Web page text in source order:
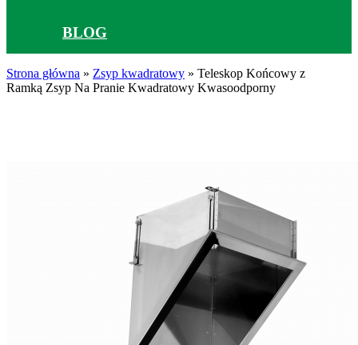
BLOG
Strona główna » Zsyp kwadratowy » Teleskop Końcowy z
Ramką Zsyp Na Pranie Kwadratowy Kwasoodporny